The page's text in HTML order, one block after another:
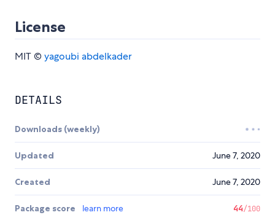
License
MIT ©yagoubi abdelkader
DETAILS
Downloads (weekly)
Updated June 7, 2020
Created June 7, 2020
Package score learn more 44/100